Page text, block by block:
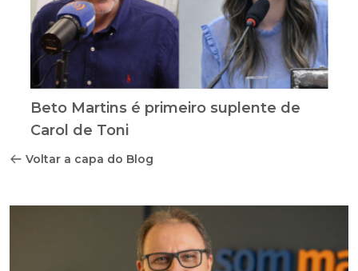
Beto Martins é primeiro suplente de
Carol de Toni
Voltar a capa do Blog